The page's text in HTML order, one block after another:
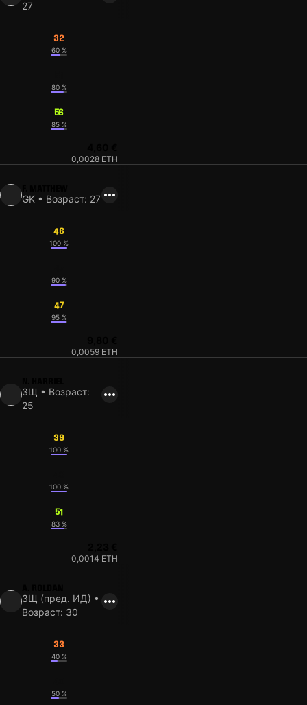
27
32
60 %
80 %
56
85 %
0,0028 ETH
GK • Возраст: 27
46
100 %
90 %
47
95 %
0,0059 ETH
ЗЩ • Возраст:
25
39
100 %
100 %
51
83 %
0,0014 ETH
ЗЩ (пред. ИД) •
Возраст: 30
33
40 %
50 %